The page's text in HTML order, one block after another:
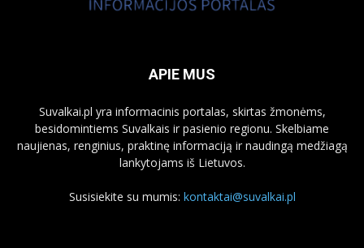
APIE MUS
Suvalkai.pl yra informacinis portalas, skirtas žmonėms,
besidomintiems Suvalkais ir pasienio regionu. Skelbiame
naujienas, renginius, praktinę informaciją ir naudingą medžiagą
lankytojams iš Lietuvos.
Susisiekite su mumis: kontaktai@suvalkai.pl